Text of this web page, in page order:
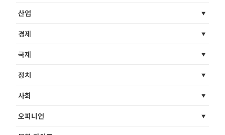
산업
경제
국제
정치
사회
오피니언